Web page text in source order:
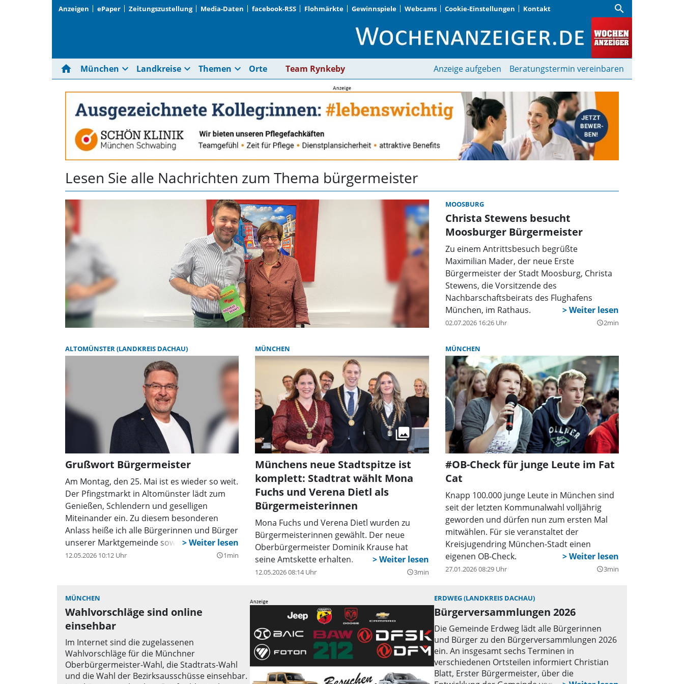
Anzeigen ePaper Zeitungszustellung Media-Daten facebook-RSS Flohmärkte Gewinnspiele Webcams Cookie-Einstellungen Kontakt search
bürgermeister | Wochenanzeiger
home München expand_more Landkreise expand_more Themen expand_more Orte Team Rynkeby Anzeige aufgeben Beratungstermin vereinbaren
Lesen Sie alle Nachrichten zum Thema bürgermeister
MOOSBURG
Christa Stewens besucht
Moosburger Bürgermeister
Zu einem Antrittsbesuch begrüßte
Maximilian Mader, der neue Erste
Bürgermeister der Stadt Moosburg, Christa
Stewens, die Vorsitzende des
Nachbarschaftsbeirats des Flughafens
München, im Rathaus.
02.07.2026 16:26 Uhr query_builder2min
ALTOMÜNSTER (LANDKREIS DACHAU)
Grußwort Bürgermeister
Am Montag, den 25. Mai ist es wieder so weit.
Der Pfingstmarkt in Altomünster lädt zum
Genießen, Schlendern und geselligen
Miteinander ein. Zu diesem besonderen
Anlass heiße ich alle Bürgerinnen und Bürger
unserer Marktgemeinde sowie alle Gäste aus
nah und fern ganz herzlich willkommen.
stimmungsvolles Standkonzert am
Marktplatz. Für das leibliche Wohl ist
ebenfalls bestens gesorgt: Genießen Sie
köstliche Grillspezialitäten und erfrischende
Getränke. Ein weiteres Highlight ist der Floh-
und Trödelmarkt an der Nerbstraße, der
zum Stöbern und Entdecken einlädt. Leider
12.05.2026 10:12 Uhr query_builder1min
MÜNCHEN
Münchens neue Stadtspitze ist
komplett: Stadtrat wählt Mona
Fuchs und Verena Dietl als
Bürgermeisterinnen
Mona Fuchs und Verena Dietl wurden zu
Bürgermeisterinnen gewählt. Der neue
Oberbürgermeister Dominik Krause hat
seine Amtskette erhalten.
12.05.2026 08:14 Uhr query_builder3min
MÜNCHEN
#OB-Check für junge Leute im Fat
Cat
Knapp 100.000 junge Leute in München sind
seit der letzten Kommunalwahl volljährig
geworden und dürfen nun zum ersten Mal
mitwählen. Für sie veranstaltet der
Kreisjugendring München-Stadt einen
eigenen OB-Check.
27.01.2026 08:29 Uhr query_builder3min
MÜNCHEN
Wahlvorschläge sind online
einsehbar
Im Internet sind die zugelassenen
Wahlvorschläge für die Münchner
Oberbürgermeister-Wahl, die Stadtrats-Wahl
und die Wahl der Bezirksausschüsse einsehbar.
ERDWEG (LANDKREIS DACHAU)
Bürgerversammlungen 2026
Die Gemeinde Erdweg lädt alle Bürgerinnen
und Bürger zu den Bürgerversammlungen 2026
ein. An insgesamt sechs Terminen in
verschiedenen Ortsteilen informiert Christian
Blatt, Erster Bürgermeister, über die